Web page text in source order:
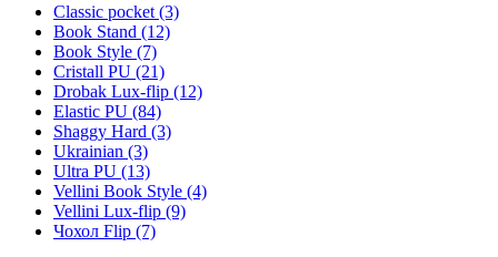
Classic pocket (3)
Book Stand (12)
Book Style (7)
Cristall PU (21)
Drobak Lux-flip (12)
Elastic PU (84)
Shaggy Hard (3)
Ukrainian (3)
Ultra PU (13)
Vellini Book Style (4)
Vellini Lux-flip (9)
Чохол Flip (7)